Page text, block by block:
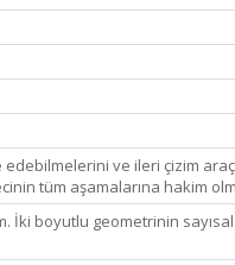
edebilmelerini ve ileri çizim
tüm aşamalarına hakim
İki boyutlu geometrinin